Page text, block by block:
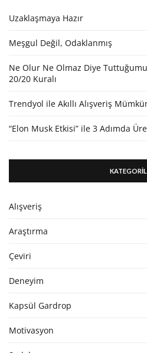
Uzaklaşmaya Hazır
Meşgul Değil, Odaklanmış
Ne Olur Ne Olmaz Diye
20/20 Kuralı
Trendyol ile Akıllı Alışveriş
“Elon Musk Etkisi” ile 3 Adımda
Alışveriş
Araştırma
Çeviri
Deneyim
Kapsül Gardrop
Motivasyon